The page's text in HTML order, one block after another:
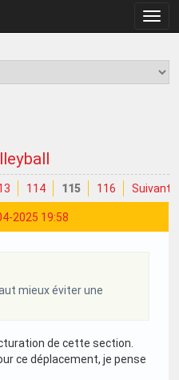
la
114 115 116 Suivant
2025 19:58
mieux éviter une
de cette section.
ce déplacement, je pense